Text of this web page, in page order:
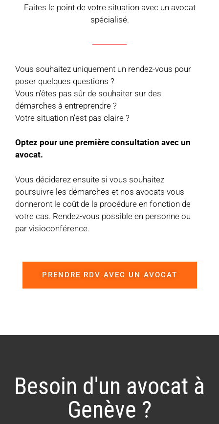
Faites le point de votre situation avec un avocat
spécialisé.
Vous souhaitez uniquement un rendez-vous pour
poser quelques questions ?
Vous n’êtes pas sûr de souhaiter sur des
démarches à entreprendre ?
Votre situation n’est pas claire ?
Optez pour une première consultation avec un
avocat.
Vous déciderez ensuite si vous souhaitez
poursuivre les démarches et nos avocats vous
donneront le coût de la procédure en fonction de
votre cas. Rendez-vous possible en personne ou
par visioconférence.
PRENDRE RDV AVEC UN AVOCAT
Besoin d'un avocat à
Genève ?